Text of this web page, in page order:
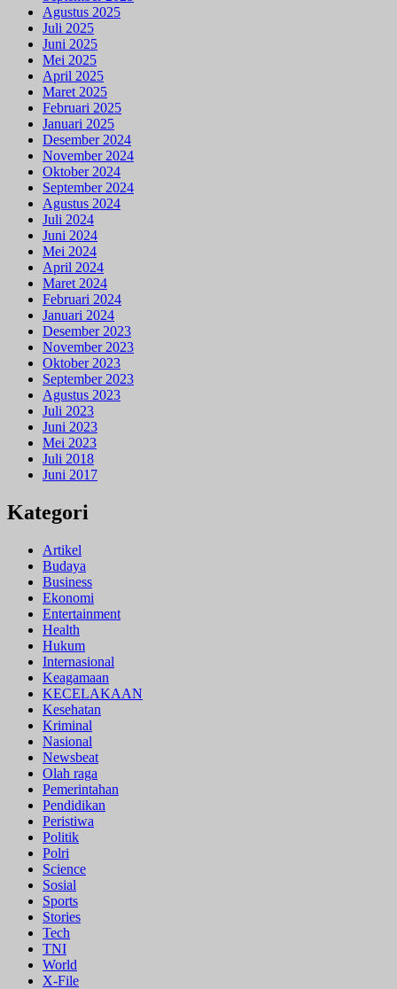
Agustus 2025
Juli 2025
Juni 2025
Mei 2025
April 2025
Maret 2025
Februari 2025
Januari 2025
Desember 2024
November 2024
Oktober 2024
September 2024
Agustus 2024
Juli 2024
Juni 2024
Mei 2024
April 2024
Maret 2024
Februari 2024
Januari 2024
Desember 2023
November 2023
Oktober 2023
September 2023
Agustus 2023
Juli 2023
Juni 2023
Mei 2023
Juli 2018
Juni 2017
Kategori
Artikel
Budaya
Business
Ekonomi
Entertainment
Health
Hukum
Internasional
Keagamaan
KECELAKAAN
Kesehatan
Kriminal
Nasional
Newsbeat
Olah raga
Pemerintahan
Pendidikan
Peristiwa
Politik
Polri
Science
Sosial
Sports
Stories
Tech
TNI
World
X-File